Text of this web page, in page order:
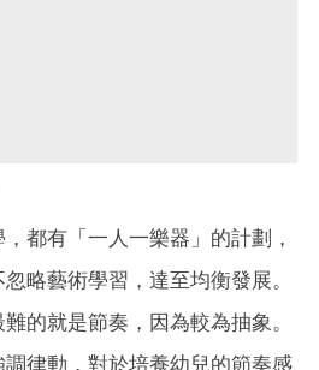
都有「一人一樂器」的計劃，
略藝術學習，達至均衡發展。
的就是節奏，因為較為抽象。
律動，對於培養幼兒的節奏感